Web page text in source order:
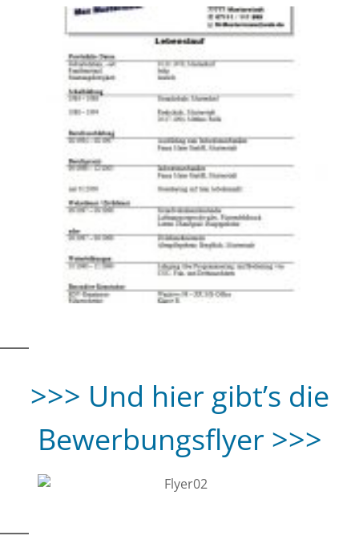
>>> Und hier gibt’s die
Bewerbungsflyer >>>